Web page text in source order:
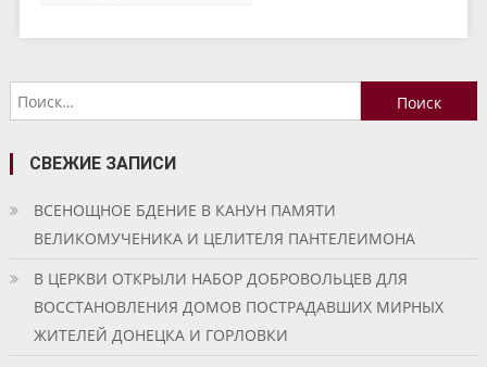
Найти:
СВЕЖИЕ ЗАПИСИ
ВСЕНОЩНОЕ БДЕНИЕ В КАНУН ПАМЯТИ
ВЕЛИКОМУЧЕНИКА И ЦЕЛИТЕЛЯ ПАНТЕЛЕИМОНА
В ЦЕРКВИ ОТКРЫЛИ НАБОР ДОБРОВОЛЬЦЕВ ДЛЯ
ВОССТАНОВЛЕНИЯ ДОМОВ ПОСТРАДАВШИХ МИРНЫХ
ЖИТЕЛЕЙ ДОНЕЦКА И ГОРЛОВКИ